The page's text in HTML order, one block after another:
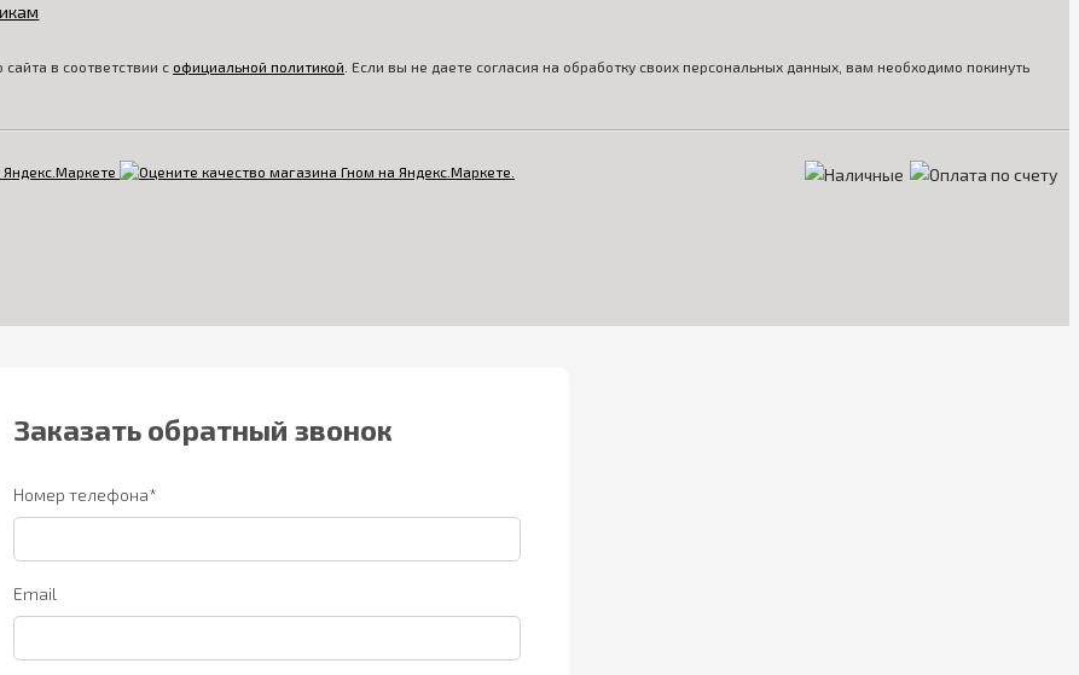
в соответствии с официальной политикой . Если вы не даете согласия на обработку своих персональных данных, вам необходимо покинуть
Заказать обратный звонок
Номер телефона*
Email